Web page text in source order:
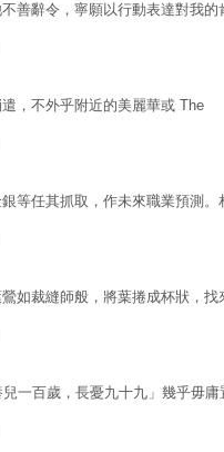
善辭令，寧願以行動表達對我的
，不外乎附近的美麗華或 The
等任其抓取，作未來職業預測。
如裁縫師般，將葉捲成杯狀，找
一百歲，長憂九十九」幾乎毋庸